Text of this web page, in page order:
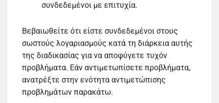
συνδεδεμένοι με επιτυχία.
Βεβαιωθείτε ότι είστε συνδεδεμένοι στους
σωστούς λογαριασμούς κατά τη διάρκεια αυτής
της διαδικασίας για να αποφύγετε τυχόν
προβλήματα. Εάν αντιμετωπίσετε προβλήματα,
ανατρέξτε στην ενότητα αντιμετώπισης
προβλημάτων παρακάτω.